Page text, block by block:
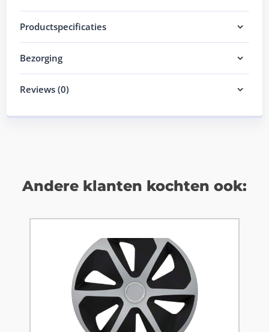
Productspecificaties
Bezorging
Reviews (0)
Andere klanten kochten ook: